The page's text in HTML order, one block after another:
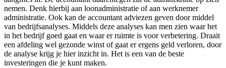
nemen. Denk hierbij aan loonadministratie of aan werknemer
administratie. Ook kan de accountant adviezen geven door middel
van bedrijfsanalyses. Middels deze analyses kan men zien waar het
in het bedrijf goed gaat en waar er ruimte is voor verbetering. Draait
een afdeling wel gezonde winst of gaat er ergens geld verloren, door
de analyse krijg je hier inzicht in. Het is een van de beste
investeringen die je kunt maken.